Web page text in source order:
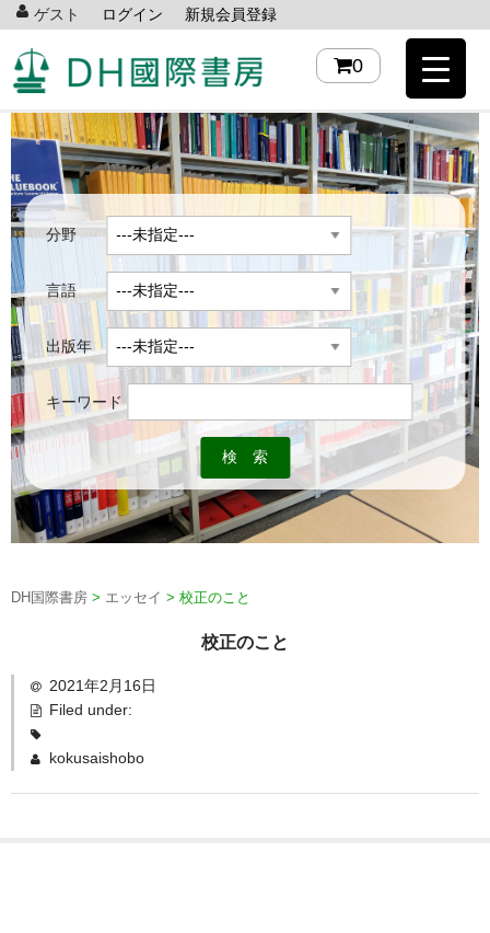
ゲスト ログイン 新規会員登録
0
分野
言語
出版年
キーワード
DH国際書房 > エッセイ > 校正のこと
校正のこと
2021年2月16日
Filed under:
kokusaishobo